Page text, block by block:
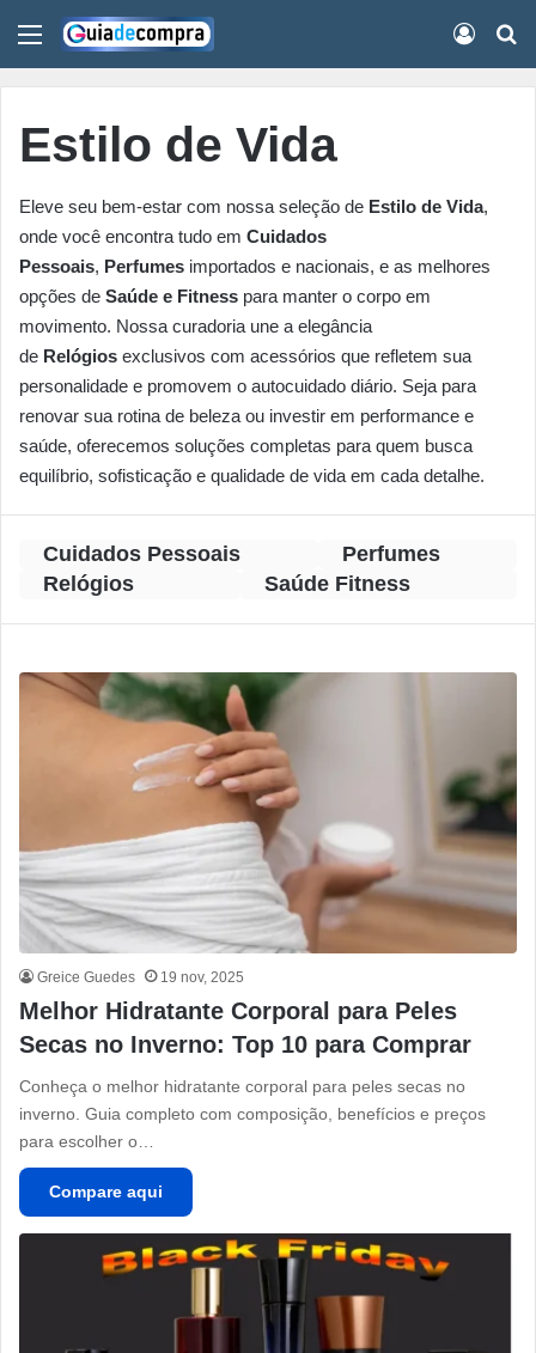
Menu
Estilo de Vida
Eleve seu bem-estar com nossa seleção de Estilo de Vida,
onde você encontra tudo em Cuidados
Pessoais, Perfumes importados e nacionais, e as melhores
opções de Saúde e Fitness para manter o corpo em
movimento. Nossa curadoria une a elegância
de Relógios exclusivos com acessórios que refletem sua
personalidade e promovem o autocuidado diário. Seja para
renovar sua rotina de beleza ou investir em performance e
saúde, oferecemos soluções completas para quem busca
equilíbrio, sofisticação e qualidade de vida em cada detalhe.
Cuidados Pessoais
Perfumes
Relógios
Saúde Fitness
Greice Guedes 19 nov, 2025
Melhor Hidratante Corporal para Peles
Secas no Inverno: Top 10 para Comprar
Conheça o melhor hidratante corporal para peles secas no
inverno. Guia completo com composição, benefícios e preços
para escolher o…
Compare aqui